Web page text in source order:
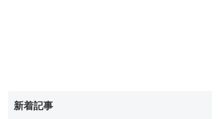
新着記事